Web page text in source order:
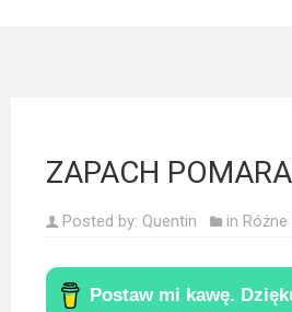
dokumentalne
Horrory
ZAPACH
Posted by: Quentin in Różne